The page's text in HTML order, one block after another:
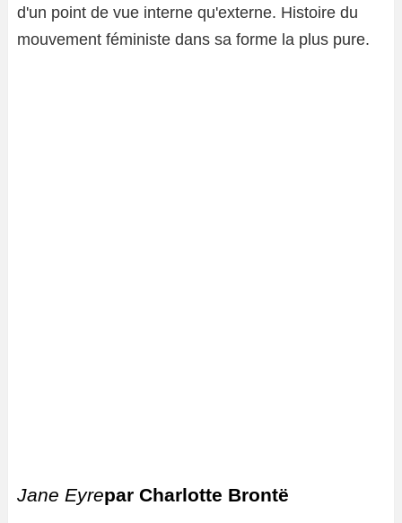
d'un point de vue interne qu'externe. Histoire du
mouvement féministe dans sa forme la plus pure.
Jane Eyrepar Charlotte Brontë